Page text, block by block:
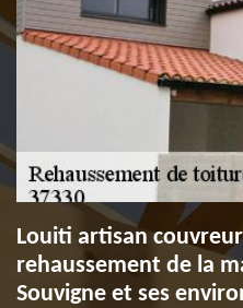
Louiti artisan
rehaussement de la
Souvigne et ses